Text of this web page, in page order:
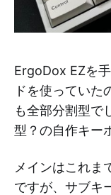
ErgoDox EZを
ドを使っていた
も全部分割型で
型？の自作キー
メインはこれま
ですが、サブキ